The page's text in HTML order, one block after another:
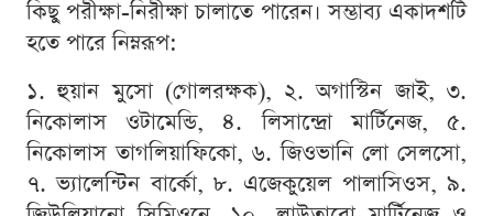
কিছু পরীক্ষা-নিরীক্ষা চালাতে পারেন। সম্ভাব্য একাদশটি
হতে পারে নিম্নরূপ:
১. হুয়ান মুসো (গোলরক্ষক), ২. অগাস্টিন জাই, ৩.
নিকোলাস ওটামেন্ডি, ৪. লিসান্দ্রো মার্টিনেজ, ৫.
নিকোলাস তাগলিয়াফিকো, ৬. জিওভানি লো সেলসো,
৭. ভ্যালেন্টিন বার্কো, ৮. এজেকুয়েল পালাসিওস, ৯.